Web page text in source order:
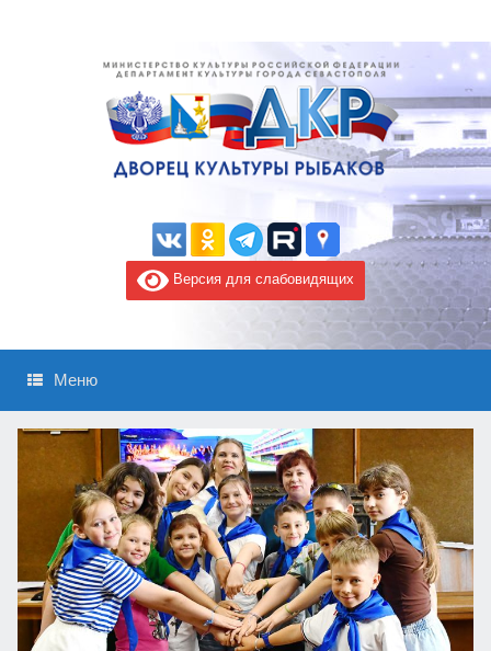
Версия для слабовидящих
Меню